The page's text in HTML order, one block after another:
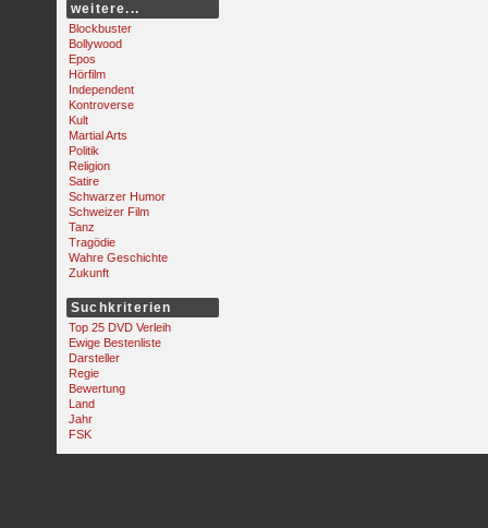
weitere...
Blockbuster
Bollywood
Epos
Hörfilm
Independent
Kontroverse
Kult
Martial Arts
Politik
Religion
Satire
Schwarzer Humor
Schweizer Film
Tanz
Tragödie
Wahre Geschichte
Zukunft
Suchkriterien
Top 25 DVD Verleih
Ewige Bestenliste
Darsteller
Regie
Bewertung
Land
Jahr
FSK